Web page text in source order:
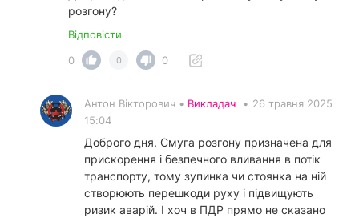
розгону?
Відповісти
0
0 0
Антон Вікторович • Викладач • 26 травня 2025
15:04
Доброго дня. Смуга розгону призначена для
прискорення і безпечного вливання в потік
транспорту, тому зупинка чи стоянка на ній
створюють перешкоди руху і підвищують
ризик аварій. І хоч в ПДР прямо не сказано